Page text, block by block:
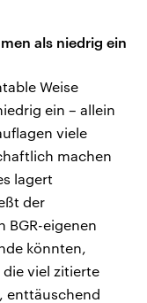
als niedrig ein
Weise
ein – allein
viele
machen
lagert
der
BGR-eigenen
könnten,
viel zitierte
enttäuschend